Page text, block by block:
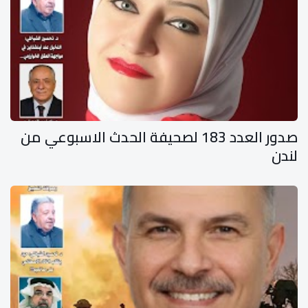
صدور العدد 183 لصحيفة الحدث الاسبوعي من
لندن